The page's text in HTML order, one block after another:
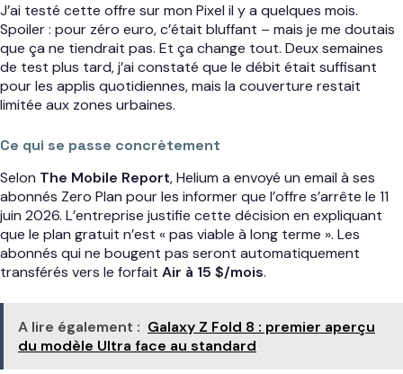
J’ai testé cette offre sur mon Pixel il y a quelques mois.
Spoiler : pour zéro euro, c’était bluffant – mais je me doutais
que ça ne tiendrait pas. Et ça change tout. Deux semaines
de test plus tard, j’ai constaté que le débit était suffisant
pour les applis quotidiennes, mais la couverture restait
limitée aux zones urbaines.
Ce qui se passe concrètement
Selon The Mobile Report, Helium a envoyé un email à ses
abonnés Zero Plan pour les informer que l’offre s’arrête le 11
juin 2026. L’entreprise justifie cette décision en expliquant
que le plan gratuit n’est « pas viable à long terme ». Les
abonnés qui ne bougent pas seront automatiquement
transférés vers le forfait Air à 15 $/mois.
A lire également : Galaxy Z Fold 8 : premier aperçu
du modèle Ultra face au standard